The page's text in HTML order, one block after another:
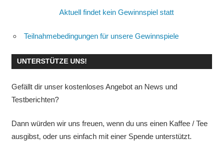
Aktuell findet kein Gewinnspiel statt
Teilnahmebedingungen für unsere Gewinnspiele
UNTERSTÜTZE UNS!
Gefällt dir unser kostenloses Angebot an News und
Testberichten?
Dann würden wir uns freuen, wenn du uns einen Kaffee / Tee
ausgibst, oder uns einfach mit einer Spende unterstützt.